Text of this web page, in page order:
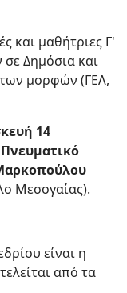
και μαθήτριες Γ'
Δημόσια και
των μορφών (ΓΕΛ,
14
Πνευματικό
Μεσογαίας).
είναι η
από τα